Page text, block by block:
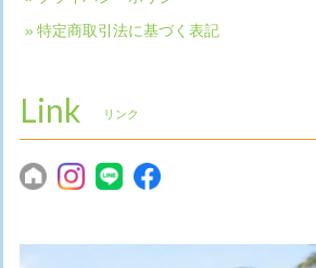
特定商取引法に基づく表記
Link リンク